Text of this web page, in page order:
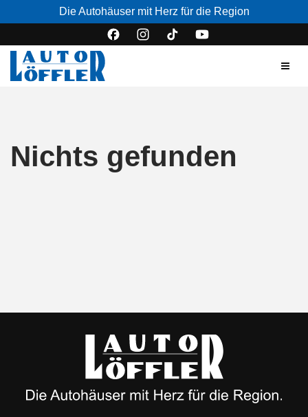
Die Autohäuser mit Herz für die Region
Nichts gefunden